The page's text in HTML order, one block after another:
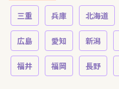
三重 兵庫 北海道
広島 愛知 新潟
福井 福岡 長野